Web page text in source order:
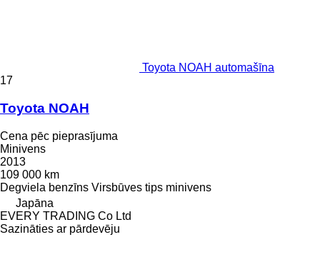
Toyota NOAH automašīna
17
Toyota NOAH
Cena pēc pieprasījuma
Minivens
2013
109 000 km
Degviela benzīns Virsbūves tips minivens
Japāna
EVERY TRADING Co Ltd
Sazināties ar pārdevēju